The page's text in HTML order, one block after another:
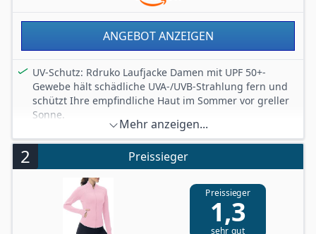
ANGEBOT ANZEIGEN
UV-Schutz: Rdruko Laufjacke Damen mit UPF 50+-
Gewebe hält schädliche UVA-/UVB-Strahlung fern und
schützt Ihre empfindliche Haut im Sommer vor greller
Sonne.
Bequemer Stoff: Diese Sportjacke ist leicht,
atmungsaktiv, schnelltrocknend und
feuchtigkeitsableitende Eigenschaften, die
Körperfeuchtigkeit absorbieren und Sie trocken halten.
Das 4-Wege-Stretchgewebe erhöht die Flexibilität und
ermöglicht uneingeschränkte Bewegung in alle
Richtungen.
Mehr anzeigen...
2 Preissieger
Preissieger
1,3
sehr gut